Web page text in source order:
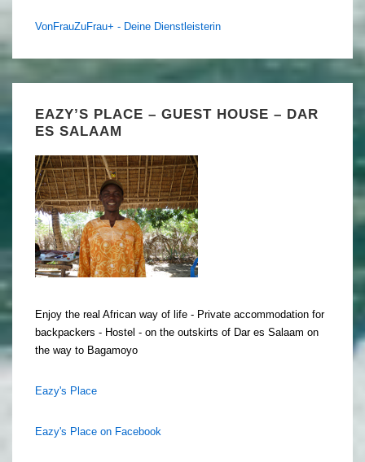
VonFrauZuFrau+ - Deine Dienstleisterin
EAZY’S PLACE – GUEST HOUSE – DAR
ES SALAAM
Enjoy the real African way of life - Private accommodation for
backpackers - Hostel - on the outskirts of Dar es Salaam on
the way to Bagamoyo
Eazy's Place
Eazy's Place on Facebook